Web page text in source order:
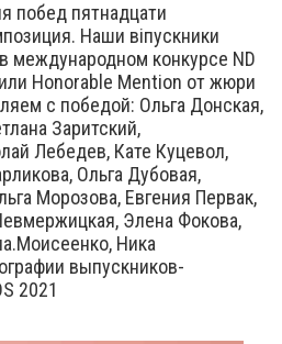
побед пятнадцати
Наши віпускники
международном конкурсе ND
Honorable Mention от жюри
с победой: Ольга Донская,
Заритский,
Лебедев, Кате Куцевол,
Ольга Дубовая,
Морозова, Евгения Первак,
Элена Фокова,
Ника
выпускников-
2021